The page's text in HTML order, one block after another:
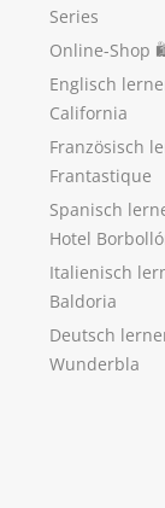
Series
Online-Shop
Englisch
California
Französisch
Frantastique
Spanisch
Hotel
Italienisch
Baldoria
Deutsch
Wunderbla